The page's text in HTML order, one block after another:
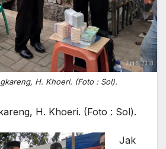
H. Khoeri. (Foto : Sol).
H. Khoeri. (Foto : Sol).
Jak